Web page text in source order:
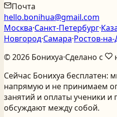
Почта
hello.bonihua@gmail.com
Москва·Санкт‑Петербург·
Новгород·Самара·
©2026 Бонихуа·Сделано с
Сейчас Бонихуа бесплатен:
напрямую и не принимаем
занятий и оплаты ученики и
обсуждают между собой.